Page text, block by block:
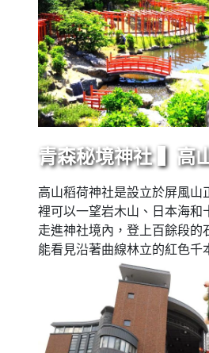
青森秘境神社 ▍高
高山稻荷神社是設立於屏風山
裡可以一望岩木山、日本海和
走進神社境內，登上百餘段的
能看見沿著曲線林立的紅色千